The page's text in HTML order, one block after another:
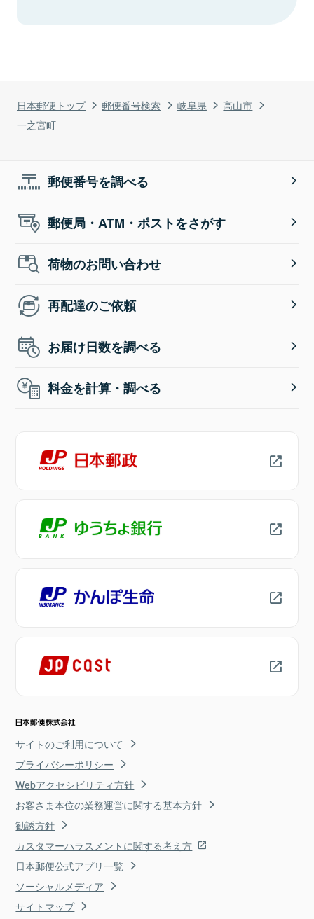
日本郵便トップ 郵便番号検索 岐阜県
高山市
一之宮町
郵便番号を調べる
郵便局・ATM・ポストをさがす
荷物のお問い合わせ
再配達のご依頼
お届け日数を調べる
料金を計算・調べる
サイトのご利用について
プライバシーポリシー
Webアクセシビリティ方針
お客さま本位の業務運営に関する基本方針
勧誘方針
カスタマーハラスメントに関する考え方
日本郵便公式アプリ一覧
ソーシャルメディア
サイトマップ